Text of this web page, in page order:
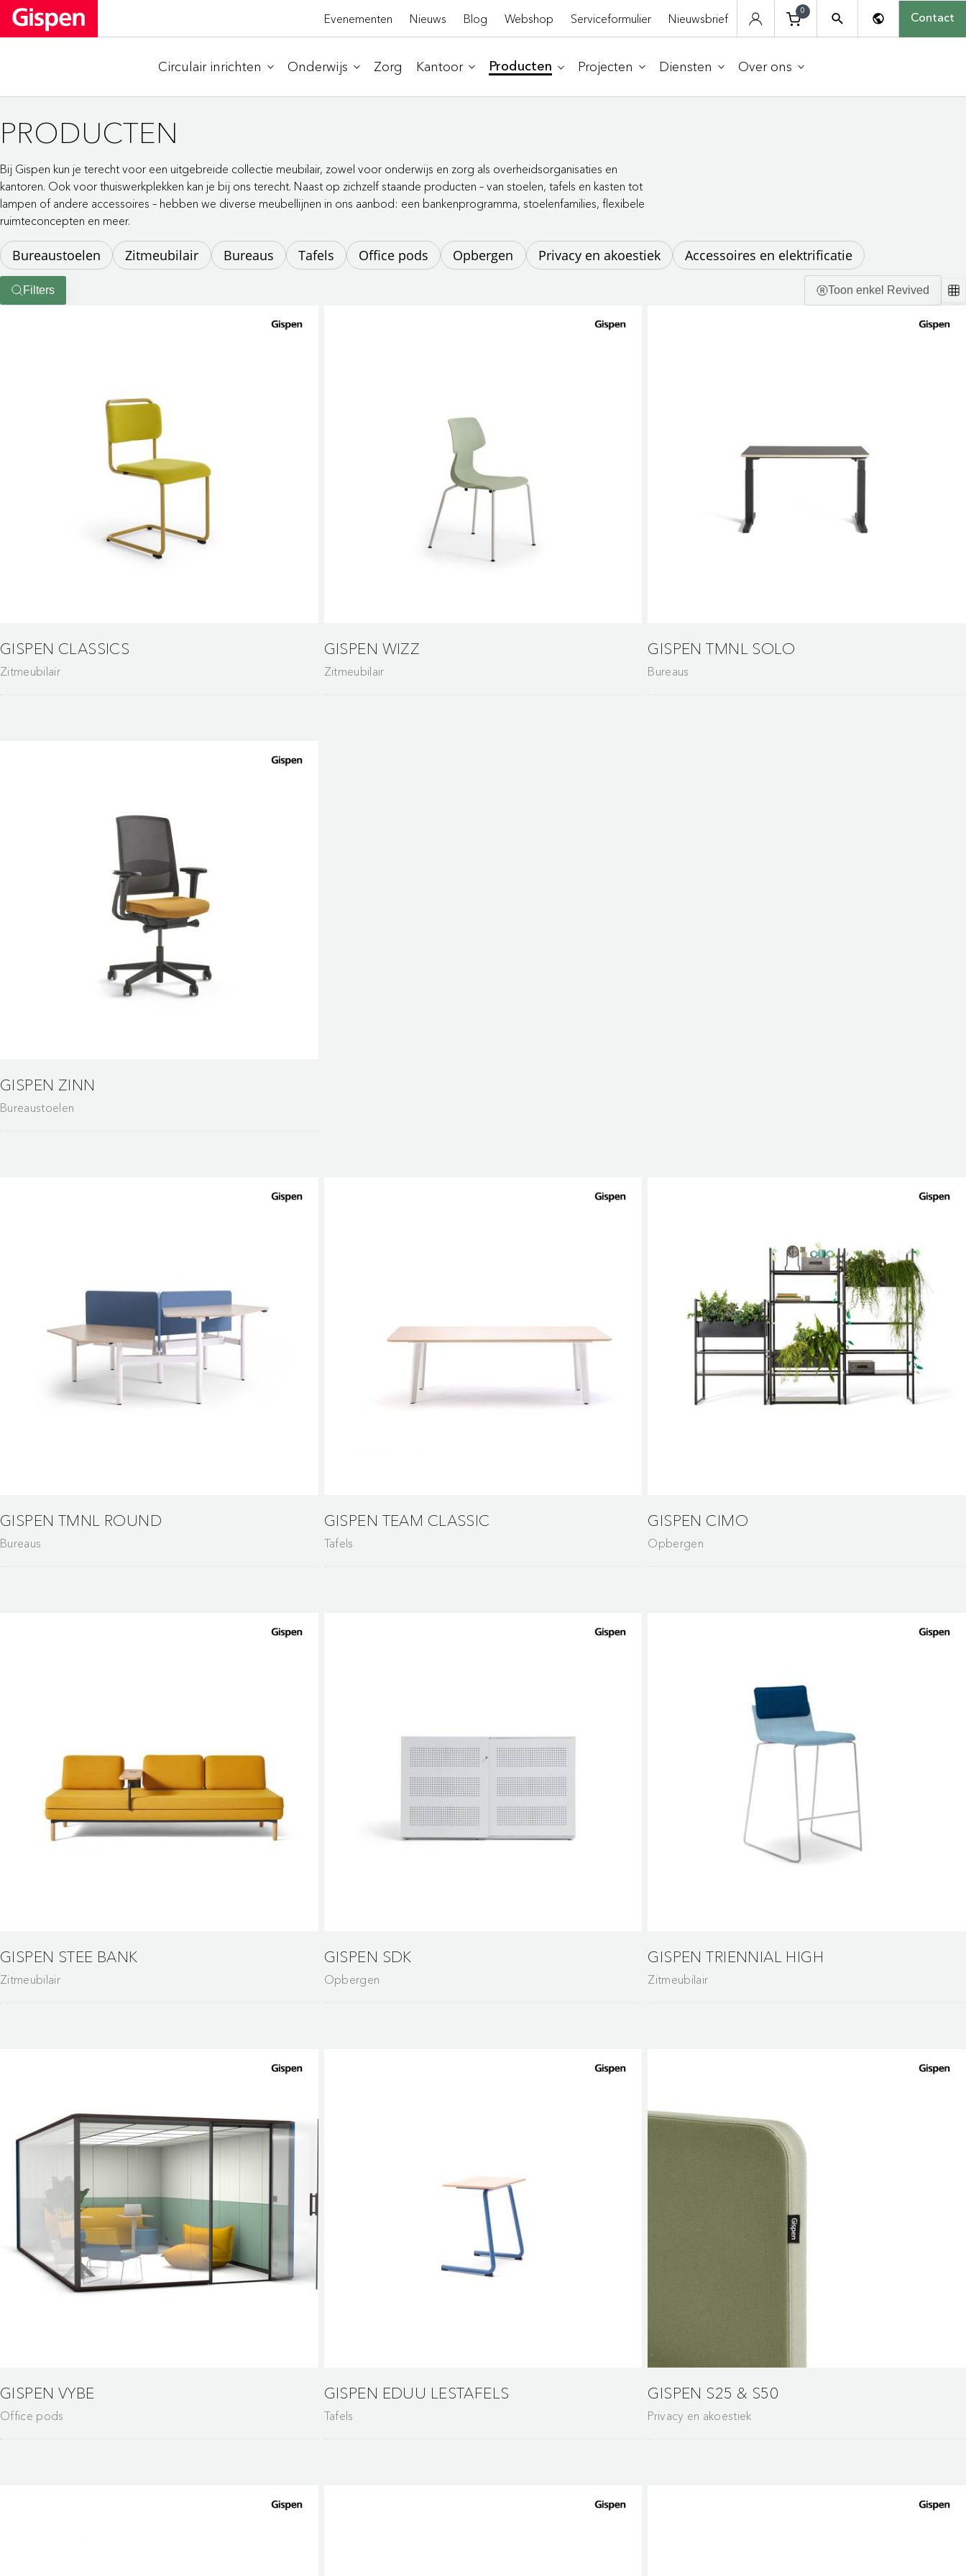
Evenementen Nieuws Blog Webshop Serviceformulier Nieuwsbrief
0
Contact
Circulair inrichten Onderwijs Zorg Kantoor Producten Projecten Diensten Over ons
PRODUCTEN
Bij Gispen kun je terecht voor een uitgebreide collectie meubilair, zowel voor onderwijs en zorg als overheidsorganisaties en
kantoren. Ook voor thuiswerkplekken kan je bij ons terecht. Naast op zichzelf staande producten – van stoelen, tafels en kasten tot
lampen of andere accessoires – hebben we diverse meubellijnen in ons aanbod: een bankenprogramma, stoelenfamilies, flexibele
ruimteconcepten en meer.
Bureaustoelen Zitmeubilair Bureaus Tafels Office pods Opbergen Privacy en akoestiek Accessoires en elektrificatie
Filters Toon enkel Revived
GISPEN CLASSICS
Zitmeubilair
GISPEN WIZZ
Zitmeubilair
GISPEN TMNL SOLO
Bureaus
GISPEN ZINN
Bureaustoelen
GISPEN TMNL ROUND
Bureaus
GISPEN TEAM CLASSIC
Tafels
GISPEN CIMO
Opbergen
GISPEN STEE BANK
Zitmeubilair
GISPEN SDK
Opbergen
GISPEN TRIENNIAL HIGH
Zitmeubilair
GISPEN VYBE
Office pods
GISPEN EDUU LESTAFELS
Tafels
GISPEN S25 & S50
Privacy en akoestiek